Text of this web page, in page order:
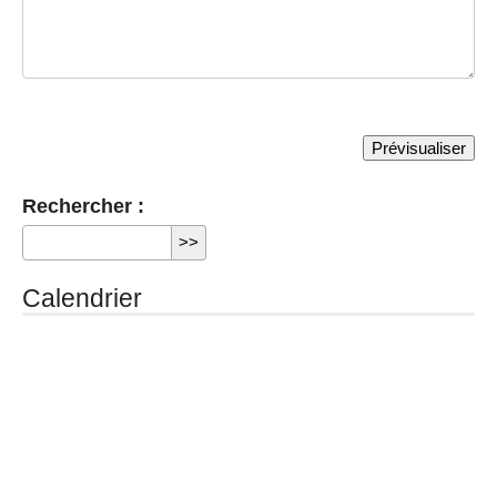
Rechercher :
Calendrier